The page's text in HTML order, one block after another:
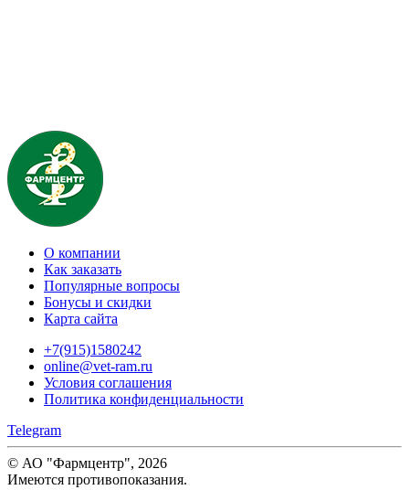
О компании
Как заказать
Популярные вопросы
Бонусы и скидки
Карта сайта
+7(915)1580242
online@vet-ram.ru
Условия соглашения
Политика конфиденциальности
Telegram
© АО "Фармцентр", 2026
Имеются противопоказания.